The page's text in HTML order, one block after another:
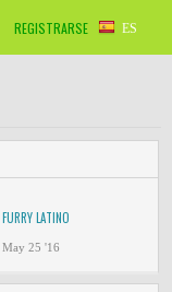
REGISTRARSE ES
FURRY LATINO
May 25 '16